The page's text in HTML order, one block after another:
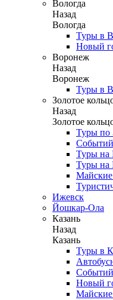
Вологда
Назад
Вологда
Туры в
Новый
Воронеж
Назад
Воронеж
Туры в
Золотое
Назад
Золотое
Туры по
Туры на
Туры на
Майские
Ижевск
Йошкар-Ола
Казань
Назад
Казань
Туры в
Новый
Майские